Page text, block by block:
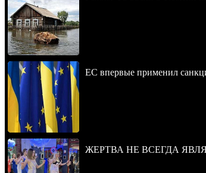
ЕС впервые применил
ЖЕРТВА НЕ ВСЕГДА